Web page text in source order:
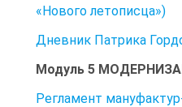
«Нового летописца»)
Дневник Патрика
Модуль 5
Регламент